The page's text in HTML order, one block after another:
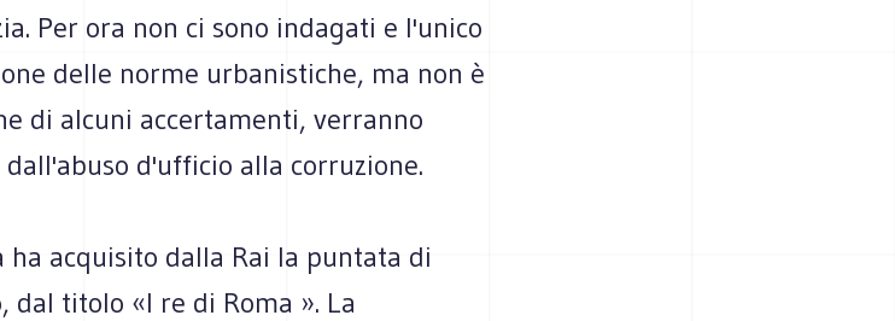
Per ora non ci sono indagati e l'unico
delle norme urbanistiche, ma non è
di alcuni accertamenti, verranno
d'ufficio alla corruzione.
acquisito dalla Rai la puntata di
titolo «I re di Roma ». La